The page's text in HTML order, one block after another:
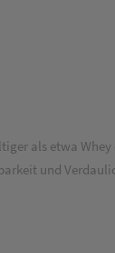
als etwa
und